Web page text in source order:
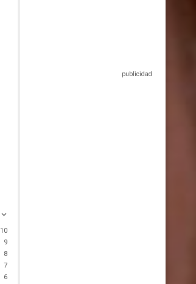
10
9
8
7
6